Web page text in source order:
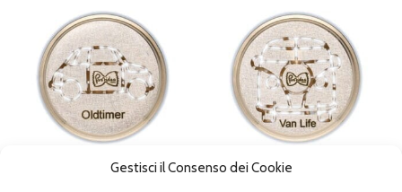
Gestisci il Consenso dei Cookie
varianti.
Le
opzioni
possono
essere
scelte
nella
pagina
del
prodotto
varianti.
Le
opzioni
possono
essere
scelte
nella
pagina
del
prodotto